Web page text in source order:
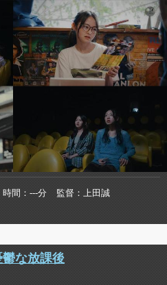
時間 ---分 監督
上田誠
な放課後